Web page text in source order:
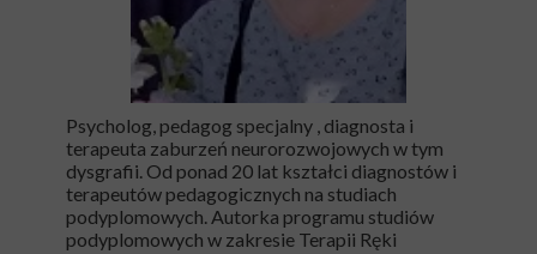
Psycholog, pedagog specjalny , diagnosta i
terapeuta zaburzeń neurorozwojowych w tym
dysgrafii. Od ponad 20 lat kształci diagnostów i
terapeutów pedagogicznych na studiach
podyplomowych. Autorka programu studiów
podyplomowych w zakresie Terapii Ręki